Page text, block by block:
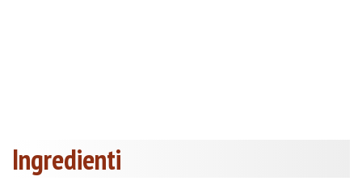
Ingredienti